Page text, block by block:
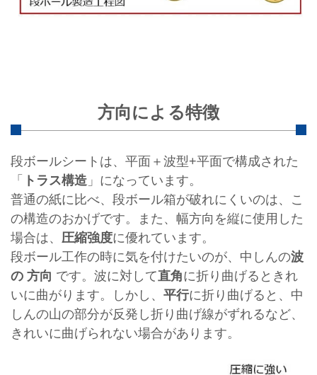
方向による特徴
段ボールシートは、平面＋波型+平面で構成された
「
トラス構造 」になっています。
普通の紙に比べ、段ボール箱が破れにくいのは、こ
の構造のおかげです。また、幅方向を縦に使用した
場合は、 圧縮強度に優れています。
段ボール工作の時に気を付けたいのが、中しんの波
の 方向 です。波に対して直角に折り曲げるときれ
いに曲がります。しかし、 平行に折り曲げると、中
しんの山の部分が反発し折り曲げ線がずれるなど、
きれいに曲げられない場合があります。